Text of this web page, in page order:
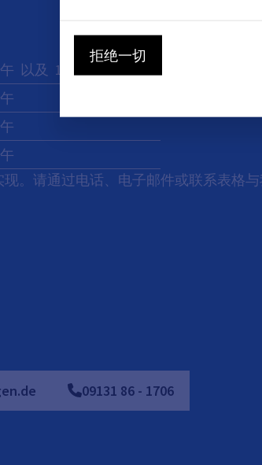
午 以及 14:00
午
午
。请通过电话、电子邮件或联系表格与
09131 86 - 1706
拒绝一切